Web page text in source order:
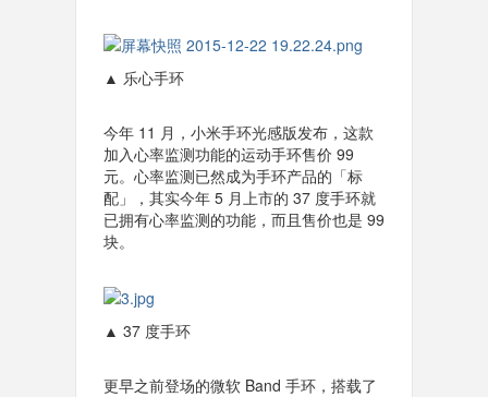
▲ 乐心手环
今年 11 月，小米手环光感版发布，这款
加入心率监测功能的运动手环售价 99
元。心率监测已然成为手环产品的「标
配」，其实今年 5 月上市的 37 度手环就
已拥有心率监测的功能，而且售价也是 99
块。
▲ 37 度手环
更早之前登场的微软 Band 手环，搭载了